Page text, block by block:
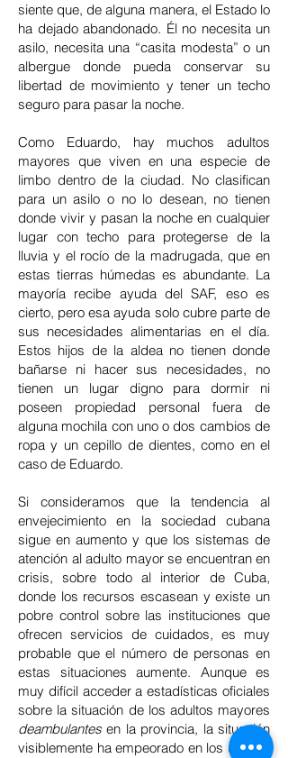
siente que, de alguna manera, el Estado lo
ha dejado abandonado. Él no necesita un
asilo, necesita una “casita modesta” o un
albergue donde pueda conservar su
libertad de movimiento y tener un techo
seguro para pasar la noche.
Como Eduardo, hay muchos adultos
mayores que viven en una especie de
limbo dentro de la ciudad. No clasifican
para un asilo o no lo desean, no tienen
donde vivir y pasan la noche en cualquier
lugar con techo para protegerse de la
lluvia y el rocío de la madrugada, que en
estas tierras húmedas es abundante. La
mayoría recibe ayuda del SAF, eso es
cierto, pero esa ayuda solo cubre parte de
sus necesidades alimentarias en el día.
Estos hijos de la aldea no tienen donde
bañarse ni hacer sus necesidades, no
tienen un lugar digno para dormir ni
poseen propiedad personal fuera de
alguna mochila con uno o dos cambios de
ropa y un cepillo de dientes, como en el
caso de Eduardo.
Si consideramos que la tendencia al
envejecimiento en la sociedad cubana
sigue en aumento y que los sistemas de
atención al adulto mayor se encuentran en
crisis, sobre todo al interior de Cuba,
donde los recursos escasean y existe un
pobre control sobre las instituciones que
ofrecen servicios de cuidados, es muy
probable que el número de personas en
estas situaciones aumente. Aunque es
muy difícil acceder a estadísticas oficiales
sobre la situación de los adultos mayores
deambulantes en la provincia, la situación
visiblemente ha empeorado en los últimos